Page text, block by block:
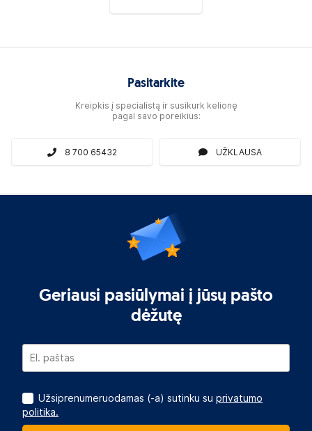
Pasitarkite
Kreipkis į specialistą ir susikurk kelionę
pagal savo poreikius:
8 700 65432 UŽKLAUSA
Geriausi pasiūlymai į jūsų pašto
dėžutę
Užsiprenumeruodamas (-a) sutinku su privatumo
politika.